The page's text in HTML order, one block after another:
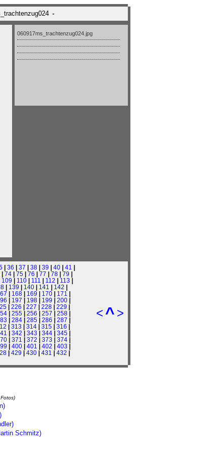
-
060917ms_trachtenzug024.jpg
| 36 | 37 | 38 | 39 | 40 | 41 |
| 74 | 75 | 76 | 77 | 78 | 79 |
109 | 110 | 111 | 112 | 113 |
| 139 | 140 | 141 | 142 |
| 168 | 169 | 170 | 171 |
| 197 | 198 | 199 | 200 |
| 226 | 227 | 228 | 229 |
| 255 | 256 | 257 | 258 |
| 284 | 285 | 286 | 287 |
| 313 | 314 | 315 | 316 |
| 342 | 343 | 344 | 345 |
| 371 | 372 | 373 | 374 |
| 400 | 401 | 402 | 403 |
| 429 | 430 | 431 | 432 |
<^ >
Schmitz)